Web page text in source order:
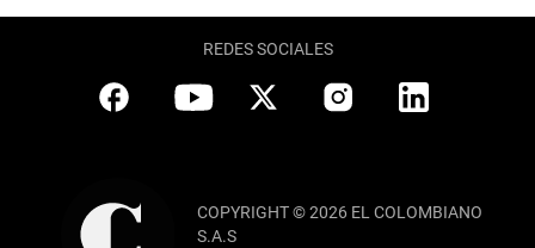
REDES SOCIALES
COPYRIGHT © 2026 EL COLOMBIANO
S.A.S